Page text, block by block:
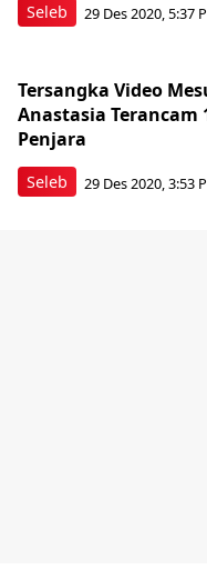
Seleb 29 Des 2020, 5:37
Seleb
Tersangka Video
Anastasia Terancam
Penjara
29 Des 2020, 3:53